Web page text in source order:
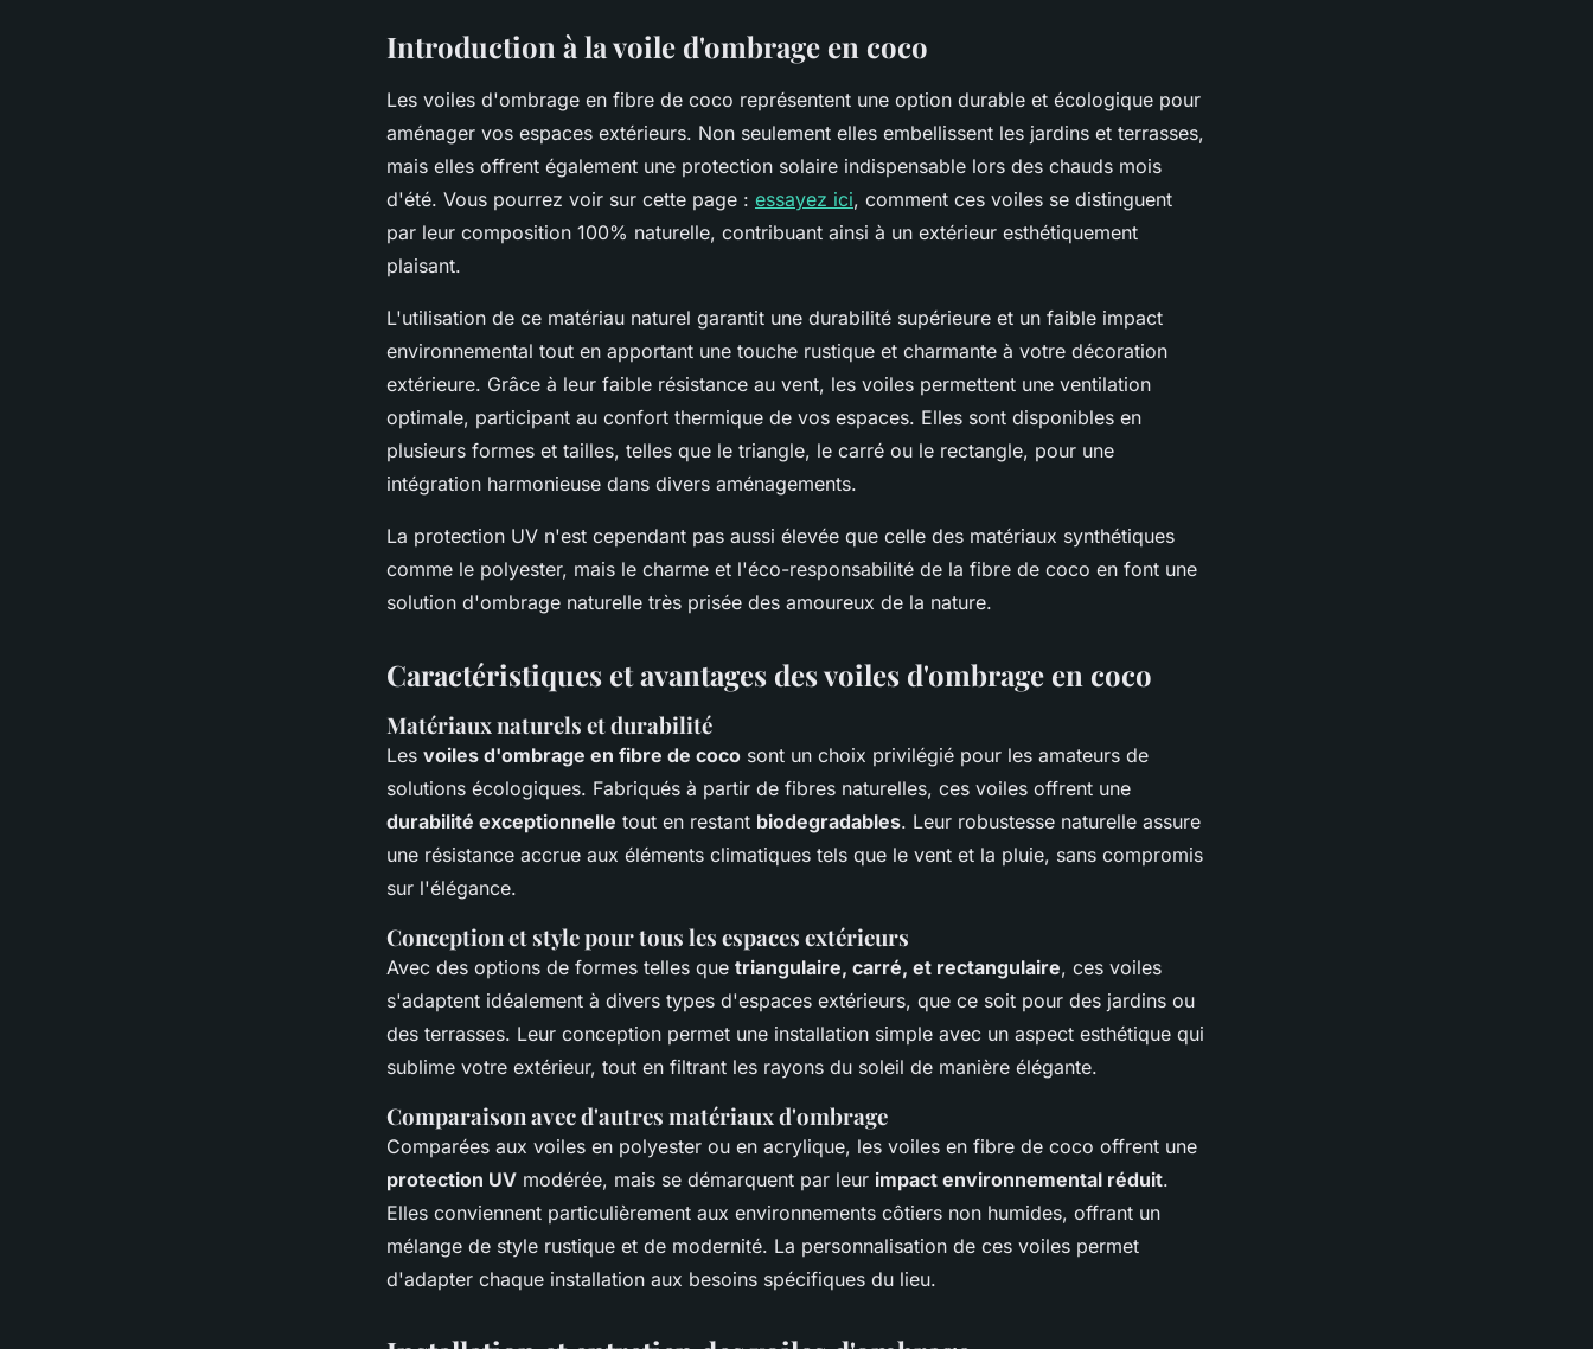
Introduction à la voile d'ombrage en coco
Les voiles d'ombrage en fibre de coco représentent une option durable et écologique pour
aménager vos espaces extérieurs. Non seulement elles embellissent les jardins et terrasses,
mais elles offrent également une protection solaire indispensable lors des chauds mois
d'été. Vous pourrez voir sur cette page : essayez ici, comment ces voiles se distinguent
par leur composition 100% naturelle, contribuant ainsi à un extérieur esthétiquement
plaisant.
L'utilisation de ce matériau naturel garantit une durabilité supérieure et un faible impact
environnemental tout en apportant une touche rustique et charmante à votre décoration
extérieure. Grâce à leur faible résistance au vent, les voiles permettent une ventilation
optimale, participant au confort thermique de vos espaces. Elles sont disponibles en
plusieurs formes et tailles, telles que le triangle, le carré ou le rectangle, pour une
intégration harmonieuse dans divers aménagements.
La protection UV n'est cependant pas aussi élevée que celle des matériaux synthétiques
comme le polyester, mais le charme et l'éco-responsabilité de la fibre de coco en font une
solution d'ombrage naturelle très prisée des amoureux de la nature.
Caractéristiques et avantages des voiles d'ombrage en coco
Matériaux naturels et durabilité
Les voiles d'ombrage en fibre de coco sont un choix privilégié pour les amateurs de
solutions écologiques. Fabriqués à partir de fibres naturelles, ces voiles offrent une
durabilité exceptionnelle tout en restant biodegradables. Leur robustesse naturelle assure
une résistance accrue aux éléments climatiques tels que le vent et la pluie, sans compromis
sur l'élégance.
Conception et style pour tous les espaces extérieurs
Avec des options de formes telles que triangulaire, carré, et rectangulaire, ces voiles
s'adaptent idéalement à divers types d'espaces extérieurs, que ce soit pour des jardins ou
des terrasses. Leur conception permet une installation simple avec un aspect esthétique qui
sublime votre extérieur, tout en filtrant les rayons du soleil de manière élégante.
Comparaison avec d'autres matériaux d'ombrage
Comparées aux voiles en polyester ou en acrylique, les voiles en fibre de coco offrent une
protection UV modérée, mais se démarquent par leur impact environnemental réduit.
Elles conviennent particulièrement aux environnements côtiers non humides, offrant un
mélange de style rustique et de modernité. La personnalisation de ces voiles permet
d'adapter chaque installation aux besoins spécifiques du lieu.